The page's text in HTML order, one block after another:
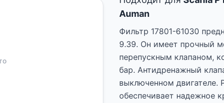
Auman
Фильтр 17801-61030
9.39. Он имеет прочный
перепускным клапаном,
бар. Антидренажный
выключенном двигателе.
обеспечивает надежное